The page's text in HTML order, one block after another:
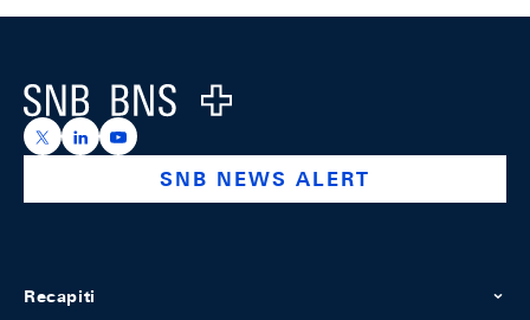
Logo
https://x.com/snb_bns
https://ch.linkedin.com/company/swiss-national-
https://www.youtube.com/@swissnationalbank
SNB NEWS ALERT
Recapiti